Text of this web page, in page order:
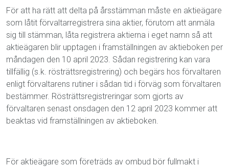
För att ha rätt att delta på årsstämman måste en aktieägare
som låtit förvaltarregistrera sina aktier, förutom att anmäla
sig till stämman, låta registrera aktierna i eget namn så att
aktieägaren blir upptagen i framställningen av aktieboken per
måndagen den 10 april 2023. Sådan registrering kan vara
tillfällig (s.k. rösträttsregistrering) och begärs hos förvaltaren
enligt förvaltarens rutiner i sådan tid i förväg som förvaltaren
bestämmer. Rösträttsregistreringar som gjorts av
förvaltaren senast onsdagen den 12 april 2023 kommer att
beaktas vid framställningen av aktieboken.
För aktieägare som företräds av ombud bör fullmakt i